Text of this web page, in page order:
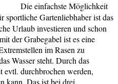
Die einfachste Möglichkeit
sportliche Gartenliebhaber ist das
Urlaub investieren und schon
der Grabegabel ist es eine
im Rasen zu
Wasser steht. Durch das
evtl. durchbrochen werden,
kann. Das ist bei drei